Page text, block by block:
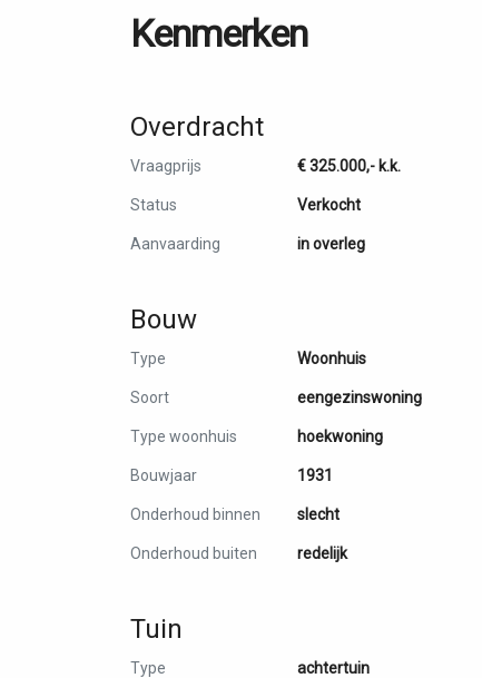
Kenmerken
Overdracht
Vraagprijs € 325.000,- k.k.
Status Verkocht
Aanvaarding in overleg
Bouw
Type Woonhuis
Soort eengezinswoning
Type woonhuis hoekwoning
Bouwjaar 1931
Onderhoud binnen slecht
Onderhoud buiten redelijk
Tuin
Type achtertuin